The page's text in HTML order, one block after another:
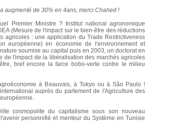
augmenté de 30% en 4ans, merci Chahed !
Premier Ministre ? Institut national agronomique
(Mesure de l'impact sur le bien-être des réductions
agricoles : une application du Trade Restrictiveness
européenne) en économie de l'environnement et
soumise au capital puis en 2003, un doctorat en
de l'impact de la libéralisation des marchés agricoles
bref encore la farce bobo-verte contre le milieu
à Beauvais, à Tokyo ou à São Paulo !
auprès du partement de l'Agriculture des
cosmopolite du capitalisme sous son nouveau
personnifié et menteur du Système en Tunisie